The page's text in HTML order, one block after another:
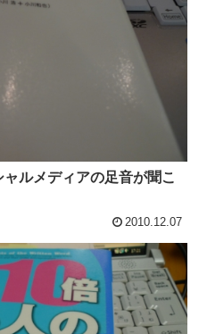
ルメディアの足音が聞こ
2010.12.07